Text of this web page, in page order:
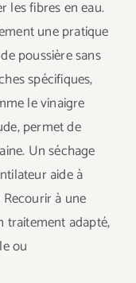
les fibres en eau.
une pratique
poussière sans
spécifiques,
le vinaigre
permet de
Un séchage
aide à
à une
traitement adapté,
ou